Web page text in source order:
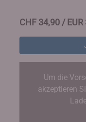
CHF 34,90 / EUR
Um die
akzeptieren